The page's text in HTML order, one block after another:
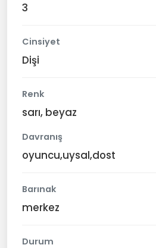
3
Cinsiyet
Dişi
Renk
sarı, beyaz
Davranış
oyuncu,uysal,dost
Barınak
merkez
Durum